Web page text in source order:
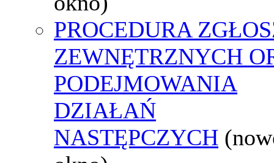
PROCEDURA
ZEWNĘTRZNYCH
PODEJMOWANIA
DZIAŁAŃ
NASTĘPCZYCH